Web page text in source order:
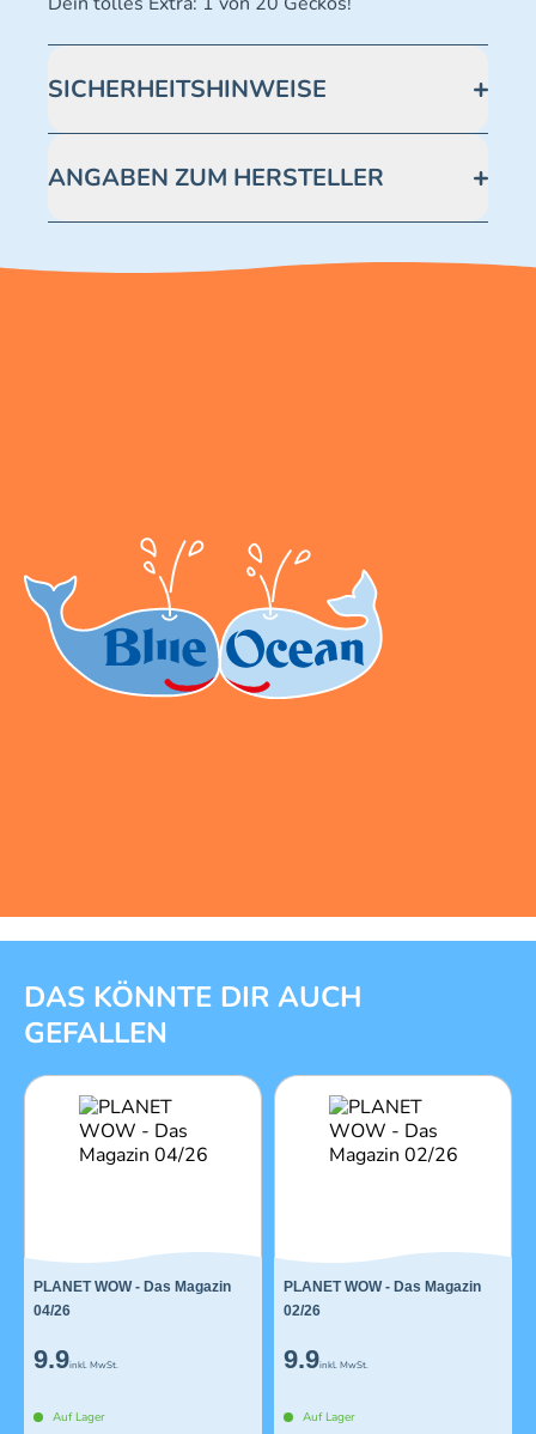
SICHERHEITSHINWEISE
Enthält verschluckbare Kleinteile -
Erstickungsgefahr.
ANGABEN ZUM HERSTELLER
ocean.de/kundenservice Telefonnummer: 0711
2202990 Seidenstraße 19 70174 Stuttgart
1 von 11
DAS KÖNNTE DIR AUCH
GEFALLEN
PLANET WOW - Das Magazin
04/26
9.9inkl. MwSt.
Auf Lager
PLANET WOW - Das Magazin
02/26
9.9inkl. MwSt.
Auf Lager